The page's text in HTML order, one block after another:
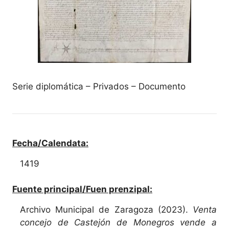
Serie diplomática – Privados – Documento
Fecha/Calendata:
1419
Fuente principal/Fuen prenzipal:
Archivo Municipal de Zaragoza (2023). Venta
concejo de Castejón de Monegros vende a